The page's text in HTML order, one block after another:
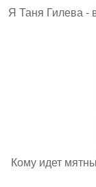
Я Таня Гилева -
Кому идет